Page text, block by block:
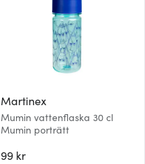
Martinex
Mumin vattenflaska 30 cl
Mumin porträtt
99 kr